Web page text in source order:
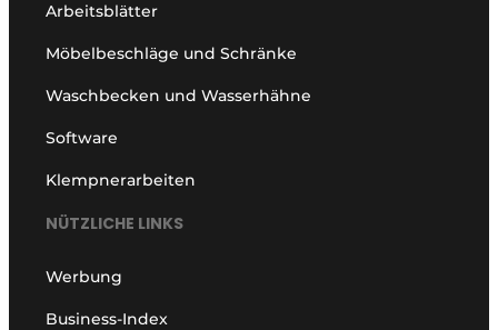
Arbeitsblätter
Möbelbeschläge und Schränke
Waschbecken und Wasserhähne
Software
Klempnerarbeiten
NÜTZLICHE LINKS
Werbung
Business-Index